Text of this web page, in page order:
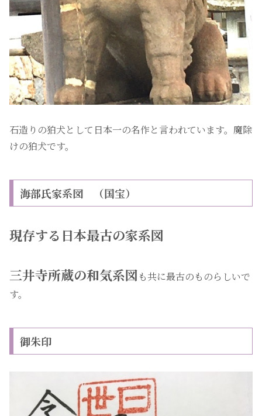
石造りの狛犬として日本一の名作と言われています。魔除
けの狛犬です。
海部氏家系図 （国宝）
現存する日本最古の家系図
三井寺所蔵の和気系図も共に最古のものらしいで
す。
御朱印